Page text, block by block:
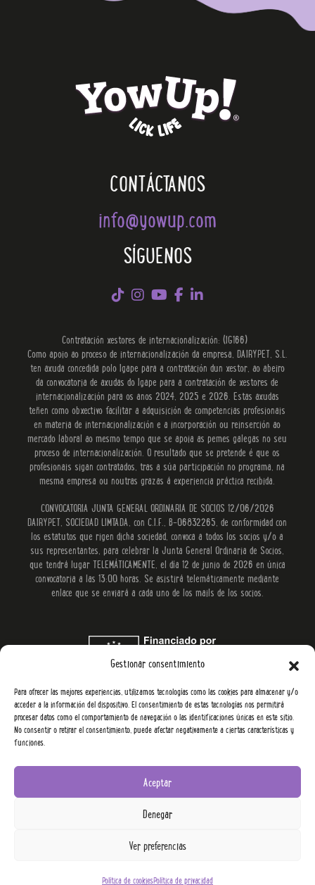
Gestionar consentimiento
Para ofrecer las mejores experiencias, utilizamos tecnologías como las cookies para almacenar y/o
acceder a la información del dispositivo. El consentimiento de estas tecnologías nos permitirá
procesar datos como el comportamiento de navegación o las identificaciones únicas en este sitio.
No consentir o retirar el consentimiento, puede afectar negativamente a ciertas características y
funciones.
Aceptar
Denegar
Ver preferencias
Política de cookiesPolítica de privacidad
CONTÁCTANOS
info@yowup.com
SÍGUENOS
Contratación xestores de internacionalización: (IG166)
Como apoio ao proceso de internacionalización da empresa, DAIRYPET, S.L.
ten axuda concedida polo Igape para a contratación dun xestor, ao abeiro
da convocatoria de axudas do Igape para a contratación de xestores de
internacionalización para os anos 2024, 2025 e 2026. Estas axudas
teñen como obxectivo facilitar a adquisición de competencias profesionais
en materia de internacionalización e a incorporación ou reinserción ao
mercado laboral ao mesmo tempo que se apoia as pemes galegas no seu
proceso de internacionalización. O resultado que se pretende é que os
profesionais sigan contratados, tras a súa participación no programa, na
mesma empresa ou noutras grazas á experiencia práctica recibida.
CONVOCATORIA JUNTA GENERAL ORDINARIA DE SOCIOS 12/06/2026
DAIRYPET, SOCIEDAD LIMTADA, con C.I.F., B-06832265, de conformidad con
los estatutos que rigen dicha sociedad, convoca a todos los socios y/o a
sus representantes, para celebrar la Junta General Ordinaria de Socios,
que tendrá lugar TELEMÁTICAMENTE, el día 12 de junio de 2026 en única
convocatoria a las 13:00 horas. Se asistirá telemáticamente mediante
enlace que se enviará a cada uno de los mails de los socios.
YowUp 2026.
Política de privacidad y aviso legal
Subvenciones